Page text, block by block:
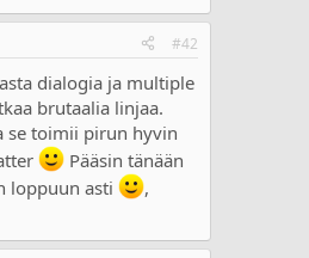
#42
dialogia ja multiple
brutaalia linjaa.
se toimii pirun hyvin
Pääsin tänään
loppuun asti
,